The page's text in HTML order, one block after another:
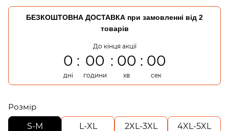
БЕЗКОШТОВНА ДОСТАВКА при замовленні від 2
товарів
До кінця акції
0
дні
00
години
00
хв
00
сек
Розмір
S-M
L-XL 2XL-3XL 4XL-5XL